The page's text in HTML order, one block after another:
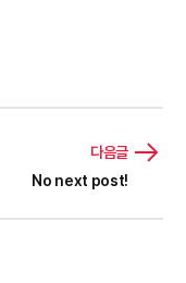
No next post!
다음글